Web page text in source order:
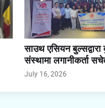
साउथ एसियन बुल्सद्वारा
संस्थामा लगानीकर्ता
July 16, 2026